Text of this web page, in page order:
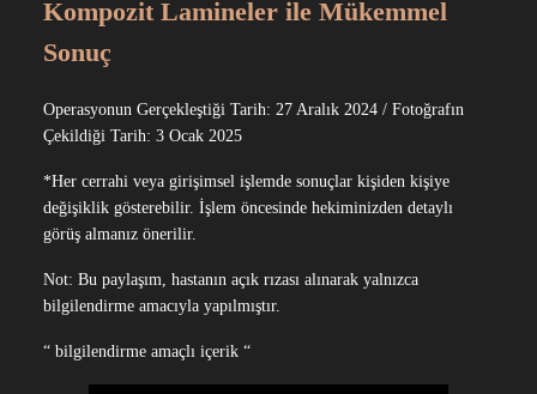
Kompozit Lamineler ile Mükemmel
Sonuç
Operasyonun Gerçekleştiği Tarih: 27 Aralık 2024 / Fotoğrafın
Çekildiği Tarih: 3 Ocak 2025
*Her cerrahi veya girişimsel işlemde sonuçlar kişiden kişiye
değişiklik gösterebilir. İşlem öncesinde hekiminizden detaylı
görüş almanız önerilir.
Not: Bu paylaşım, hastanın açık rızası alınarak yalnızca
bilgilendirme amacıyla yapılmıştır.
“ bilgilendirme amaçlı içerik “